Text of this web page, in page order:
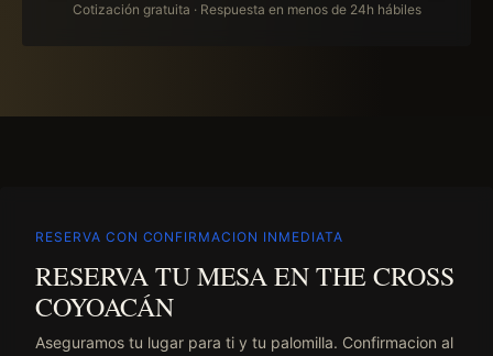
Cotización gratuita · Respuesta en menos de 24h hábiles
RESERVA CON CONFIRMACION INMEDIATA
RESERVA TU MESA EN THE CROSS
COYOACÁN
Aseguramos tu lugar para ti y tu palomilla. Confirmacion al